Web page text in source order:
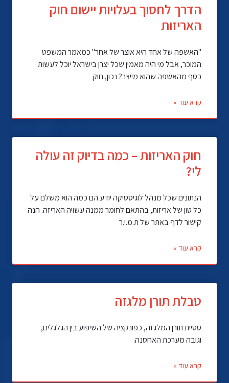
הדרך לחסוך בעלויות יישום חוק
האריזות
"האשפה של אחד היא אוצר של אחר" כמאמר המשפט
המוכר, אבל מי היה מאמין שכל יצרן בישראל יוכל לעשות
כסף מהאשפה שהוא מייצר? נכון, חוק
קרא עוד »
חוק האריזות – כמה בדיוק זה עולה
לי?
הנתונים שכל מנהל לוגיסטיקה יודע הם כמה הוא משלם על
כל טון של אריזות, בהתאם לחומר ממנה עשויה האריזה. הנה
קישור לדף באתר של ת.מ.י.ר
קרא עוד »
טבלת תורן מלגזה
סטיית תורן המלגזה, כפונקציה של השיפוע בין הגלגלים,
וגובה מערכת האחסנה.
קרא עוד »